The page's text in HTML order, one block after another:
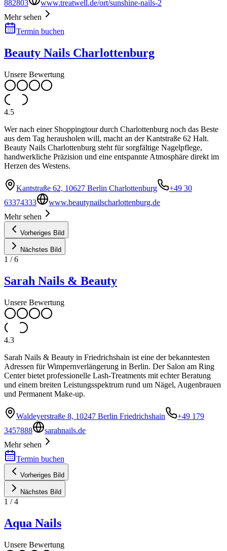
882803
www.treatwell.de/ort/sunshine-nails-2
Mehr sehen
Termin buchen
Beauty Nails Charlottenburg
Unsere Bewertung
4.5
Wer nach einer Shoppingtour durch Charlottenburg noch das Beste
aus dem Tag herausholen will, macht an der Kantstraße 62 Halt.
Beauty Nails Charlottenburg steht für sorgfältige Nagelpflege,
handwerkliche Präzision und eine entspannte Atmosphäre direkt im
Herzen des Westens.
Kantstraße 62, 10627 Berlin Charlottenburg
+49 30
63374333
www.beautynailscharlottenburg.de
Mehr sehen
Vorheriges Bild
Nächstes Bild
1 /6
Sarah Nails & Beauty
Unsere Bewertung
4.3
Sarah Nails & Beauty in Friedrichshain ist eine der bekanntesten
Adressen für Wimpernverlängerung in Berlin. Der Salon am Ring
Center bietet professionelle Lash-Treatments mit echter Beratung
und einem breiten Leistungsspektrum rund um Nägel, Augenbrauen
und Permanent Make-up.
Waldeyerstraße 8, 10247 Berlin Friedrichshain
+49 179
3457888
sarahnails.de
Mehr sehen
Termin buchen
Vorheriges Bild
Nächstes Bild
1 /4
Aqua Nails
Unsere Bewertung